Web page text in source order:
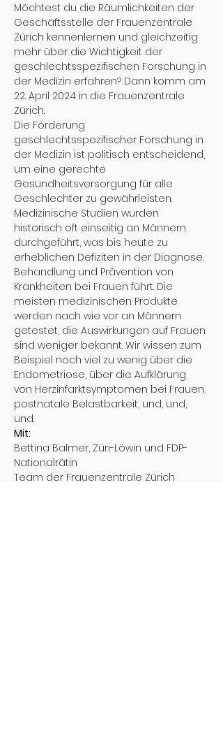
Möchtest du die Räumlichkeiten der
Geschäftsstelle der Frauenzentrale
Zürich kennenlernen und gleichzeitig
mehr über die Wichtigkeit der
geschlechtsspezifischen Forschung in
der Medizin erfahren? Dann komm am
22. April 2024 in die Frauenzentrale
Zürich.
Die Förderung
geschlechtsspezifischer Forschung in
der Medizin ist politisch entscheidend,
um eine gerechte
Gesundheitsversorgung für alle
Geschlechter zu gewährleisten.
Medizinische Studien wurden
historisch oft einseitig an Männern
durchgeführt, was bis heute zu
erheblichen Defiziten in der Diagnose,
Behandlung und Prävention von
Krankheiten bei Frauen führt. Die
meisten medizinischen Produkte
werden nach wie vor an Männern
getestet, die Auswirkungen auf Frauen
sind weniger bekannt. Wir wissen zum
Beispiel noch viel zu wenig über die
Endometriose, über die Aufklärung
von Herzinfarktsymptomen bei Frauen,
postnatale Belastbarkeit, und, und,
und.
Mit:
Bettina Balmer, Züri-Löwin und FDP-
Nationalrätin
Team der Frauenzentrale Zürich